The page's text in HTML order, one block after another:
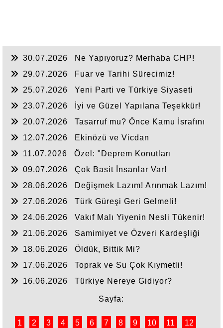
30.07.2026
Ne Yapıyoruz? Merhaba CHP!
29.07.2026
Fuar ve Tarihi Sürecimiz!
25.07.2026
Yeni Parti ve Türkiye Siyaseti
23.07.2026
İyi ve Güzel Yapılana Teşekkür!
20.07.2026
Tasarruf mu? Önce Kamu İsrafını
12.07.2026
Ekinözü ve Vicdan
11.07.2026
Özel: "Deprem Konutları
09.07.2026
Çok Basit İnsanlar Var!
28.06.2026
Değişmek Lazım! Arınmak Lazım!
27.06.2026
Türk Güreşi Geri Gelmeli!
24.06.2026
Vakıf Malı Yiyenin Nesli Tükenir!
21.06.2026
Samimiyet ve Özveri Kardeşliği
18.06.2026
Öldük, Bittik Mi?
17.06.2026
Toprak ve Su Çok Kıymetli!
16.06.2026
Türkiye Nereye Gidiyor?
Sayfa:
1 2 3 4 5 6 7 8 9 10 11 12